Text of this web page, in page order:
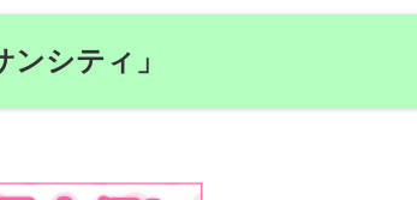
シティ」